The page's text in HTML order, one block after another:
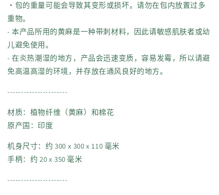
・包的重量可能会导致其变形或损坏。请勿在包内放置过多
重物。
- 本产品所用的黄麻是一种带刺材料，因此请敏感肌肤者或幼
儿避免使用。
- 在炎热潮湿的地方，产品会迅速变质，容易发霉，所以请避
免高温高湿的环境，并存放在通风良好的地方。
----------------------
材质：植物纤维（黄麻）和棉花
原产国：印度
机身尺寸：约 300 x 300 x 110 毫米
手柄：约 20 x 350 毫米
----------------------